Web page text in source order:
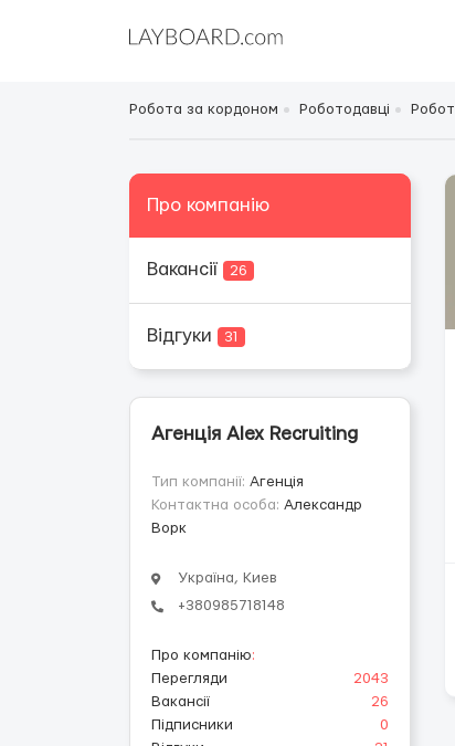
Робота за кордоном Роботодавці
Про компанію
Вакансії 26
Відгуки 31
Агенція Alex Recruiting
Тип компанії: Агенція
Контактна особа: Александр
Ворк
Україна, Киев
+380985718148
Про компанію:
Перегляди
2043
Вакансії
26
Підписники
0